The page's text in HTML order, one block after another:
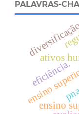
PALAVRAS-
ensino
ensino
ativos
eficiência.